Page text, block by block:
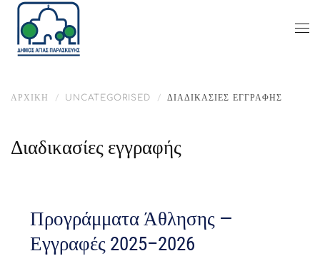
ΑΡΧΙΚΉ UNCATEGORISED ΔΙΑΔΙΚΑΣΊΕΣ ΕΓΓΡΑΦΉΣ
Διαδικασίες εγγραφής
Προγράμματα Άθλησης —
Εγγραφές 2025–2026